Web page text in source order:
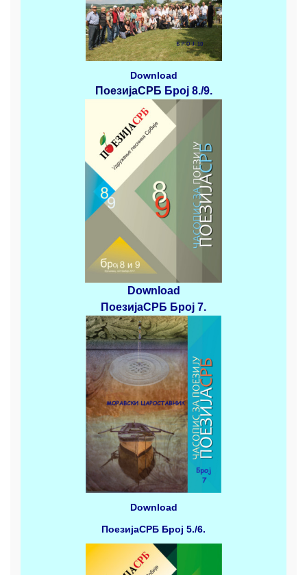
Download
ПоезијаСРБ Број 8./9.
Download
ПоезијаСРБ Број 7.
Download
ПоезијаСРБ Број 5./6.